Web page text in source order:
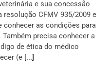
e sua concessão
CFMV 935/2009 e
conhecer as condições para
precisa conhecer a
de ética do médico
(e [...]